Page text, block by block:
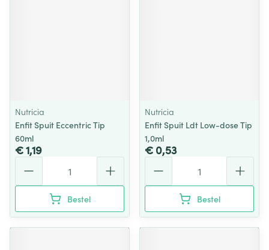
Nutricia
Enfit Spuit Eccentric Tip
60ml
€ 1,19
Bestel
Nutricia
Enfit Spuit Ldt Low-dose Tip
1,0ml
€ 0,53
Bestel